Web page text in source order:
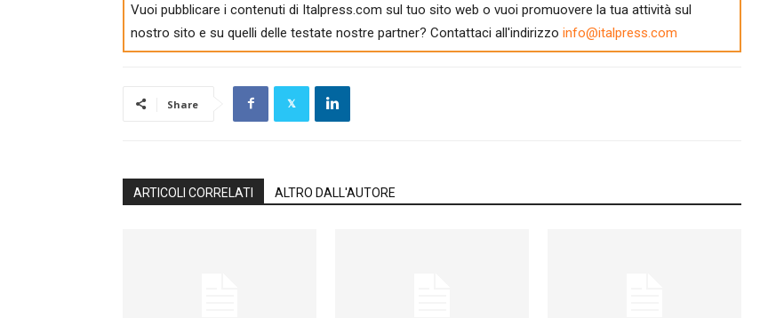
Vuoi pubblicare i contenuti di Italpress.com sul tuo sito web o vuoi promuovere la tua attività sul
nostro sito e su quelli delle testate nostre partner? Contattaci all'indirizzo info@italpress.com
Share
ARTICOLI CORRELATI ALTRO DALL'AUTORE